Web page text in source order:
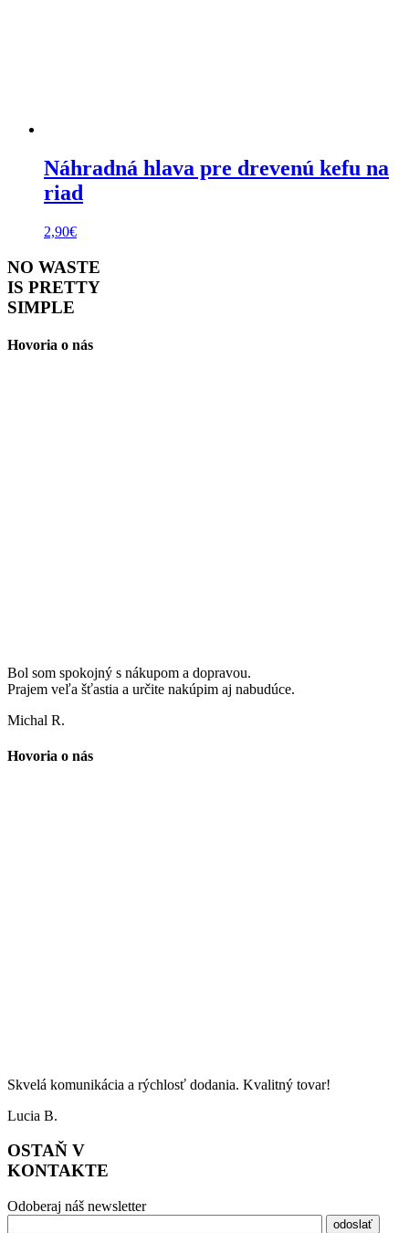
Náhradná hlava pre drevenú kefu na
riad
2,90€
NO WASTE
IS PRETTY
SIMPLE
Hovoria o nás
Bol som spokojný s nákupom a dopravou.
Prajem veľa šťastia a určite nakúpim aj nabudúce.
Michal R.
Hovoria o nás
Skvelá komunikácia a rýchlosť dodania. Kvalitný tovar!
Lucia B.
OSTAŇ V
KONTAKTE
Odoberaj náš newsletter